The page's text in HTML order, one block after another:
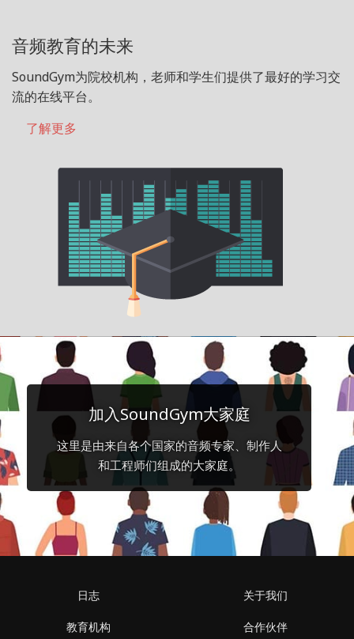
音频教育的未来
SoundGym为院校机构，老师和学生们提供了最好的学习交
流的在线平台。
了解更多
加入SoundGym大家庭
这里是由来自各个国家的音频专家、制作人
和工程师们组成的大家庭。
日志
教育机构
关于我们
合作伙伴